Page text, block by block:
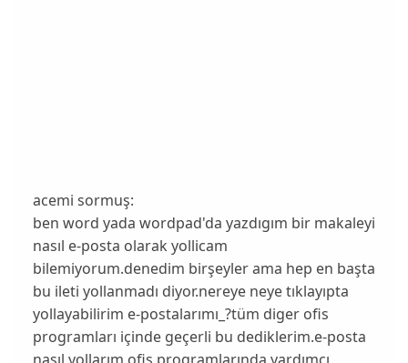
acemi sormuş:
ben word yada wordpad'da yazdıgım bir makaleyi
nasıl e-posta olarak yollicam
bilemiyorum.denedim birşeyler ama hep en başta
bu ileti yollanmadı diyor.nereye neye tıklayıpta
yollayabilirim e-postalarımı_?tüm diger ofis
programları içinde geçerli bu dediklerim.e-posta
nasıl yollarım ofis programlarında,yardımcı